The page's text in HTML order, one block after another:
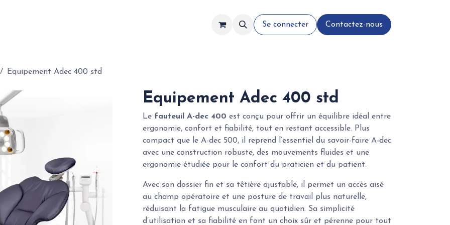
Se connecter Contactez-nous
Equipement Adec 400 std
Equipement Adec 400 std
Le fauteuil A-dec 400 est conçu pour offrir un équilibre idéal entre
ergonomie, confort et fiabilité, tout en restant accessible. Plus
compact que le A-dec 500, il reprend l’essentiel du savoir-faire A-dec
avec une construction robuste, des mouvements fluides et une
ergonomie étudiée pour le confort du praticien et du patient.
Avec son dossier fin et sa têtière ajustable, il permet un accès aisé
au champ opératoire et une posture de travail plus naturelle,
réduisant la fatigue musculaire au quotidien. Sa simplicité
d’utilisation et sa fiabilité en font un choix sûr et pérenne pour tout